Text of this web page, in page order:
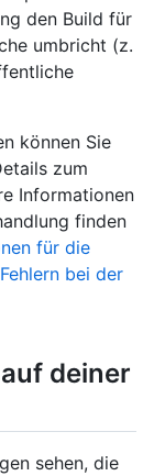
den Build für
umbricht (z.
können Sie
zum
Informationen
finden
für die
bei der
deiner
sehen, die